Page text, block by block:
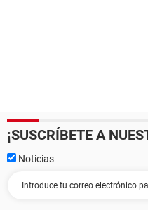
¡SUSCRÍBETE A
Noticias